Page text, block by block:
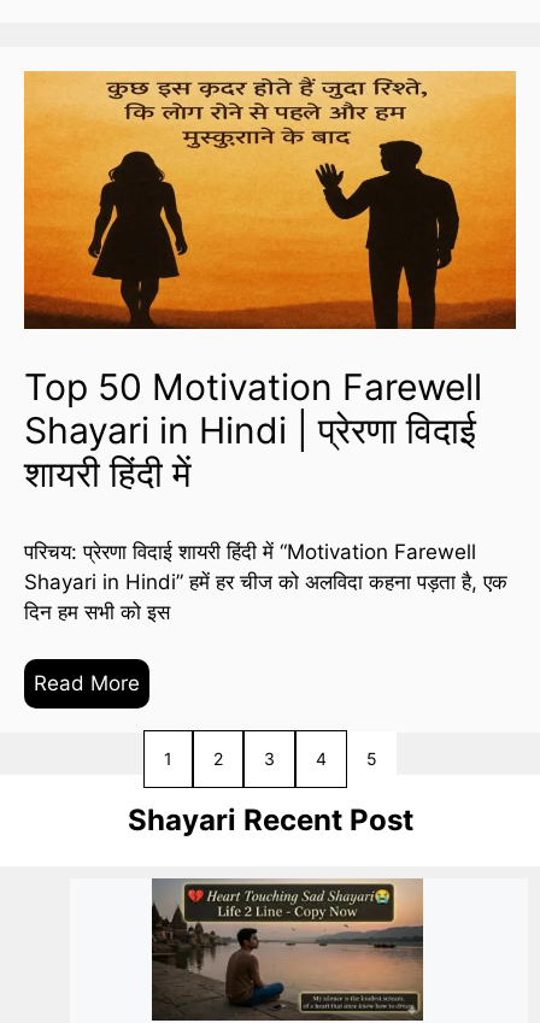
Top 50 Motivation Farewell
Shayari in Hindi | प्रेरणा विदाई
शायरी हिंदी में
परिचय: प्रेरणा विदाई शायरी हिंदी में “Motivation Farewell
Shayari in Hindi” हमें हर चीज को अलविदा कहना पड़ता है, एक
दिन हम सभी को इस
Read More
Previous
1 2 3 4 5
Shayari Recent Post